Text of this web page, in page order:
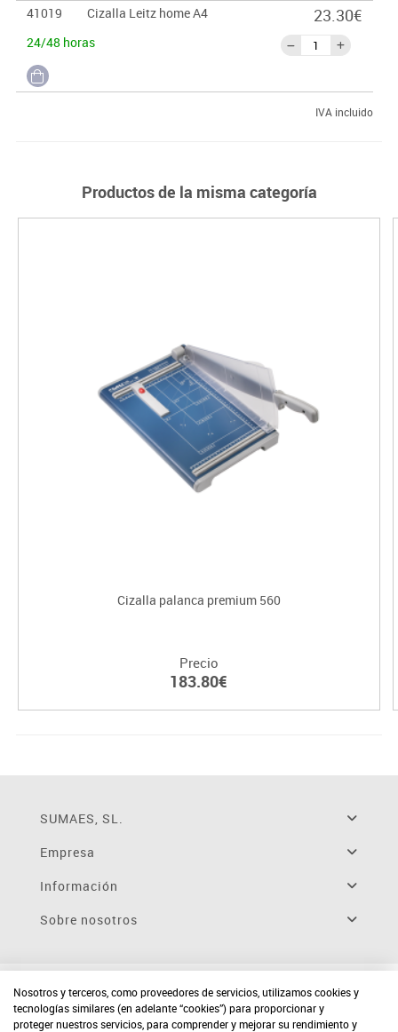
41019
Cizalla Leitz home A4
24/48 horas
23.30€
IVA incluido
Productos de la misma categoría
Cizalla palanca premium 560
Precio
183.80€
SUMAES, SL.
Empresa
Información
Sobre nosotros
Nosotros y terceros, como proveedores de servicios, utilizamos cookies y
tecnologías similares (en adelante “cookies”) para proporcionar y
proteger nuestros servicios, para comprender y mejorar su rendimiento y